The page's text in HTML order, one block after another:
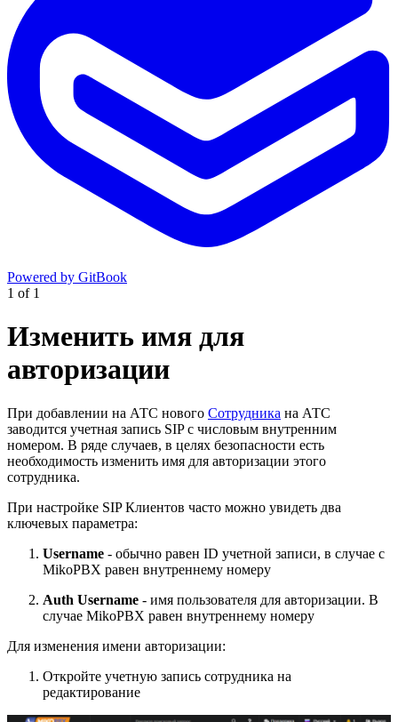
Powered by GitBook
1 of 1
Изменить имя для
авторизации
При добавлении на АТС нового Сотрудника на АТС
заводится учетная запись SIP с числовым внутренним
номером. В ряде случаев, в целях безопасности есть
необходимость изменить имя для авторизации этого
сотрудника.
При настройке SIP Клиентов часто можно увидеть два
ключевых параметра:
Username - обычно равен ID учетной записи, в случае с
MikoPBX равен внутреннему номеру
Auth Username - имя пользователя для авторизации. В
случае MikoPBX равен внутреннему номеру
Для изменения имени авторизации:
Откройте учетную запись сотрудника на
редактирование